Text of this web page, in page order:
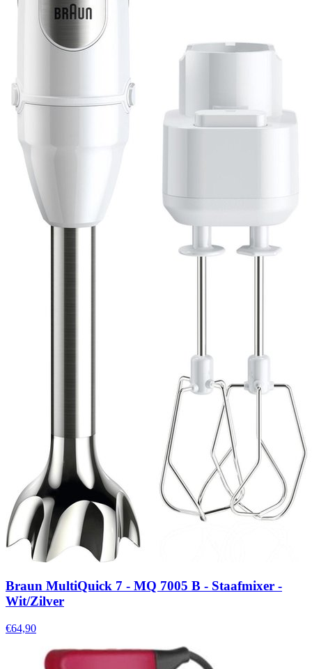
Braun MultiQuick 7 - MQ 7005 B - Staafmixer -
Wit/Zilver
€64,90